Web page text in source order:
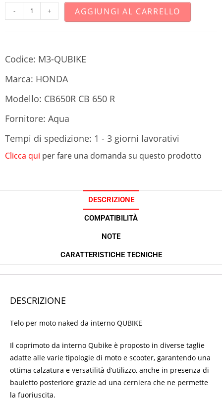
- + AGGIUNGI AL CARRELLO
Codice: M3-QUBIKE
Marca: HONDA
Modello: CB650R CB 650 R
Fornitore: Aqua
Tempi di spedizione: 1 - 3 giorni lavorativi
Clicca qui per fare una domanda su questo prodotto
DESCRIZIONE
COMPATIBILITÀ
NOTE
CARATTERISTICHE TECNICHE
DESCRIZIONE
Telo per moto naked da interno QUBIKE
Il coprimoto da interno Qubike è proposto in diverse taglie
adatte alle varie tipologie di moto e scooter, garantendo una
ottima calzatura e versatilità d’utilizzo, anche in presenza di
bauletto posteriore grazie ad una cerniera che ne permette
la fuoriuscita.